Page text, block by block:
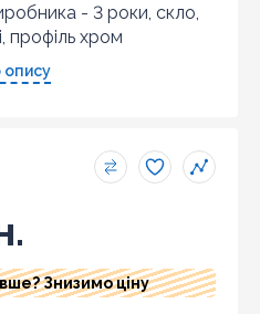
- 3 роки, скло,
профіль хром
опису
Знизимо ціну